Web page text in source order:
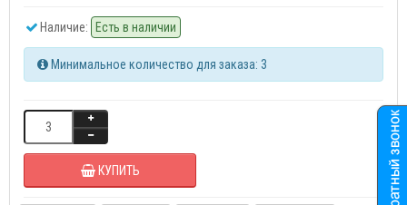
Наличие: Есть в наличии
Минимальное количество для заказа: 3
КУПИТЬ